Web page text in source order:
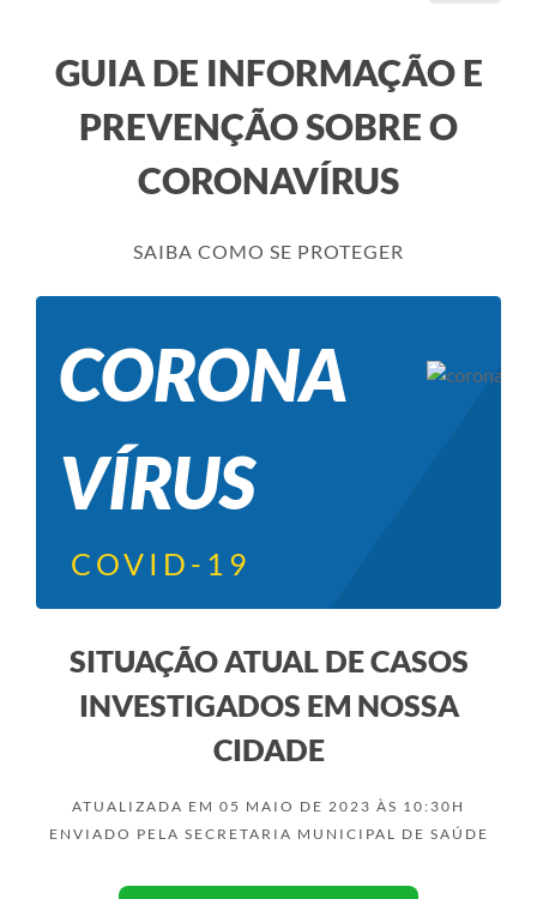
GUIA DE INFORMAÇÃO E
PREVENÇÃO SOBRE O
CORONAVÍRUS
SAIBA COMO SE PROTEGER
CORONA
VÍRUS
COVID-19
SITUAÇÃO ATUAL DE CASOS
INVESTIGADOS EM NOSSA
CIDADE
ATUALIZADA EM 05 MAIO DE 2023 ÀS 10:30H
ENVIADO PELA SECRETARIA MUNICIPAL DE SAÚDE